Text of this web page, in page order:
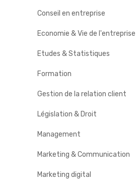
Conseil en entreprise
Economie & Vie de l'entreprise
Etudes & Statistiques
Formation
Gestion de la relation client
Législation & Droit
Management
Marketing & Communication
Marketing digital